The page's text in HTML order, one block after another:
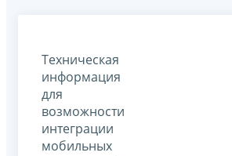
Техническая
информация
для
возможности
интеграции
мобильных